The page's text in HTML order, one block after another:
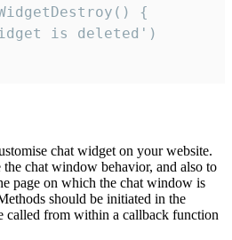
{
is deleted')
chat widget on your website.
the chat window behavior, and also to
page on which the chat window is
should be initiated in the
called from within a callback function